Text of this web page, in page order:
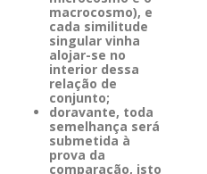
macrocosmo), e
cada similitude
singular vinha
alojar-se no
interior dessa
relação de
conjunto;
doravante, toda
semelhança será
submetida à
prova da
comparação, isto